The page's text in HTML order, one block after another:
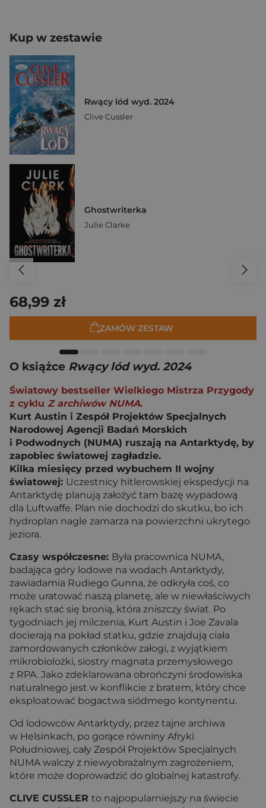
Kup w zestawie
Rwący lód wyd. 2024
Clive Cussler
Ghostwriterka
Julie Clarke
68,99 zł
ZAMÓW ZESTAW
O książce Rwący lód wyd. 2024
Światowy bestseller Wielkiego Mistrza Przygody
z cyklu Z archiwów NUMA.
Kurt Austin i Zespół Projektów Specjalnych
Narodowej Agencji Badań Morskich
i Podwodnych (NUMA) ruszają na Antarktydę, by
zapobiec światowej zagładzie.
Kilka miesięcy przed wybuchem II wojny
światowej: Uczestnicy hitlerowskiej ekspedycji na
Antarktydę planują założyć tam bazę wypadową
dla Luftwaffe. Plan nie dochodzi do skutku, bo ich
hydroplan nagle zamarza na powierzchni ukrytego
jeziora.
Czasy współczesne: Była pracownica NUMA,
badająca góry lodowe na wodach Antarktydy,
zawiadamia Rudiego Gunna, że odkryła coś, co
może uratować naszą planetę, ale w niewłaściwych
rękach stać się bronią, która zniszczy świat. Po
tygodniach jej milczenia, Kurt Austin i Joe Zavala
docierają na pokład statku, gdzie znajdują ciała
zamordowanych członków załogi, z wyjątkiem
mikrobiolożki, siostry magnata przemysłowego
z RPA. Jako zdeklarowana obrończyni środowiska
naturalnego jest w konflikcie z bratem, który chce
eksploatować bogactwa siódmego kontynentu.
Od lodowców Antarktydy, przez tajne archiwa
w Helsinkach, po gorące równiny Afryki
Południowej, cały Zespół Projektów Specjalnych
NUMA walczy z niewyobrażalnym zagrożeniem,
które może doprowadzić do globalnej katastrofy.
CLIVE CUSSLER to najpopularniejszy na świecie